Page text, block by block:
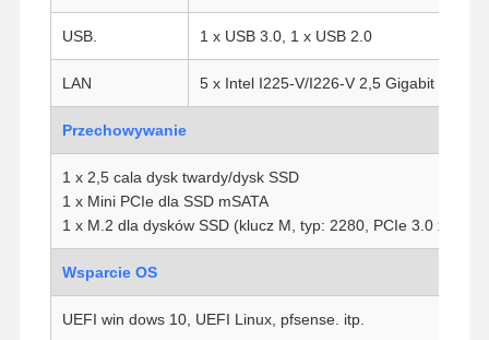
Dom
USB. 1 x USB 3.0, 1 x USB 2.0
LAN 5 x Intel I225-V/I226-V 2,5 Gigabit LAN
Przechowywanie
1 x 2,5 cala dysk twardy/dysk SSD
1 x Mini PCIe dla SSD mSATA
1 x M.2 dla dysków SSD (klucz M, typ: 2280, PCIe 3.0 x 1)
Wsparcie OS
UEFI win dows 10, UEFI Linux, pfsense. itp.